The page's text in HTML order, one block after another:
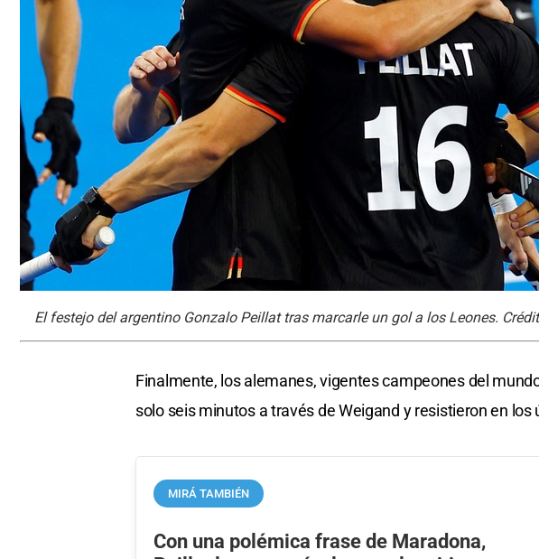
El festejo del argentino Gonzalo Peillat tras marcarle un gol a los Leones.
Finalmente, los alemanes, vigentes campeones del
solo seis minutos a través de Weigand y resistieron en
MIRÁ TAMBIÉN
Con una polémica frase de Maradona,